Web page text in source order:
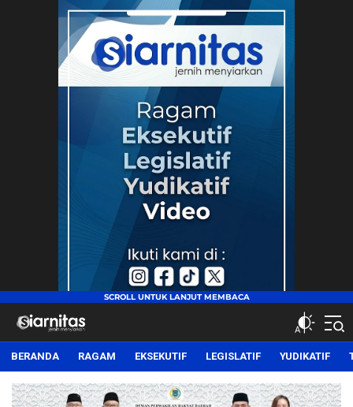
siarnitas
Jernih Menyiarkan
BERANDA RAGAM EKSEKUTIF LEGISLATIF YUDIKATIF